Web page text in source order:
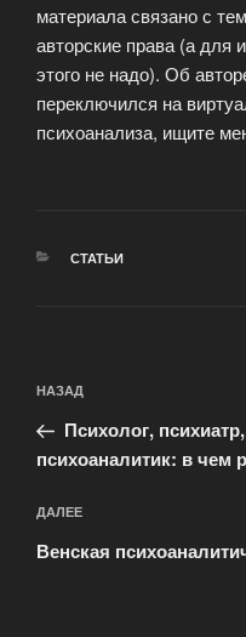
материала связано с
авторские права (а для
этого не надо). Об
переключился на
психоанализа, ищите
РУБРИКИ
СТАТЬИ
по
записям
Предыдущая
запись:
НАЗАД
Психолог,
психоаналитик: в чем
Следующая
запись
ДАЛЕЕ
Венская